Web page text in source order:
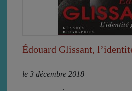
Édouard Glissant,
le 3 décembre 2018